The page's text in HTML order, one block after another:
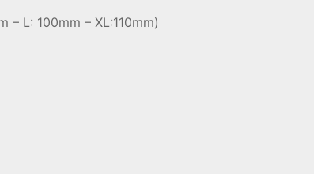
L: 100mm – XL:110mm)